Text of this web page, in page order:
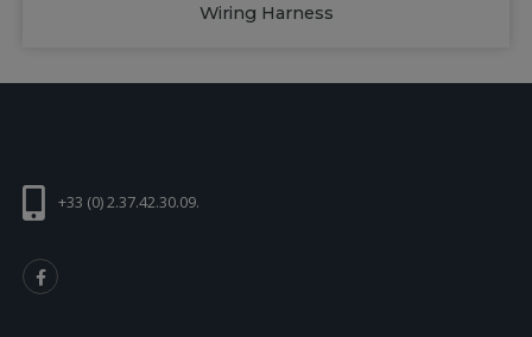
Wiring Harness
+33 (0) 2.37.42.30.09.